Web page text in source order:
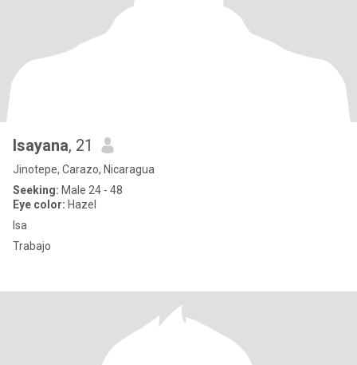
Isayana, 21
Jinotepe, Carazo, Nicaragua
Seeking: Male 24 - 48
Eye color: Hazel
Isa
Trabajo